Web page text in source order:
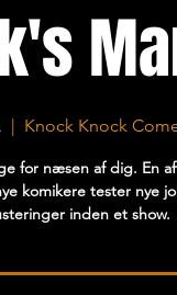
  |
Knock Knock
for næsen af dig. En
komikere tester nye
inden et show.